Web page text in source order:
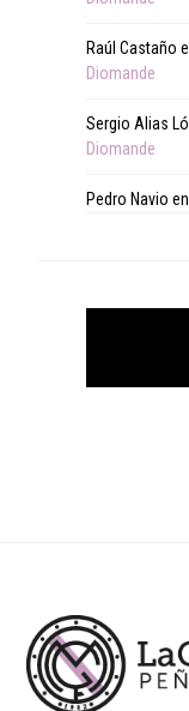
Raúl Castaño
Diomande
Sergio Alias
Diomande
Pedro Navio en